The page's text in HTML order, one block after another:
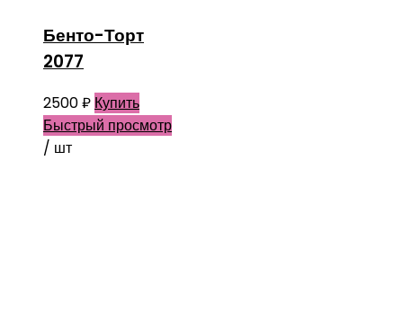
Бенто-Торт
2077
2500₽ Купить
Быстрый просмотр
/ шт